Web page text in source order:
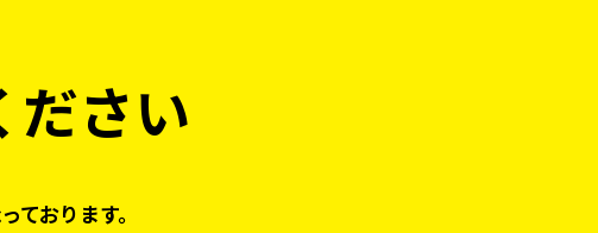
ださい
ております。